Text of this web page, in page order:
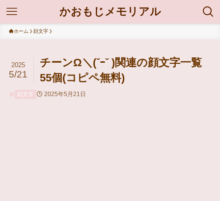
かおもじメモリアル
ホーム 顔文字
チーンΩ＼(ˇｰˇ )関連の顔文字一覧
55個(コピペ無料)
2025
5/21
顔文字 2025年5月21日